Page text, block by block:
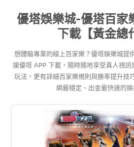
優塔娛樂城-優塔百家
下載【黃金總
想體驗專業的線上百家樂？優塔娛樂城提
援優塔 APP 下載，隨時隨地享受真人視
玩法，更有詳細百家樂規則與勝率提升技
網最穩定、出金最快速的娛